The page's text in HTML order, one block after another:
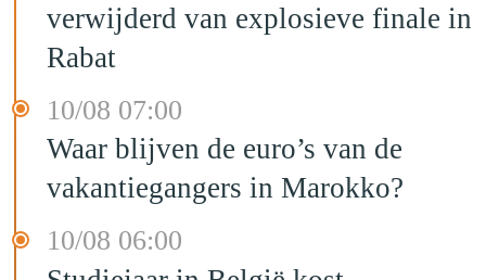
verwijderd van explosieve finale in
Rabat
10/08 07:00
Waar blijven de euro’s van de
vakantiegangers in Marokko?
10/08 06:00